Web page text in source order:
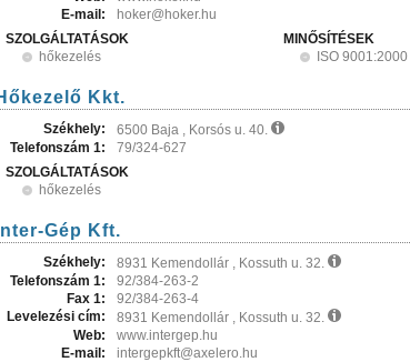
E-mail:
hoker@hoker.hu
SZOLGÁLTATÁSOK
hőkezelés
MINŐSÍTÉSEK
ISO 9001:2000
Kkt.
Székhely:
6500 Baja , Korsós u. 40.
Telefonszám 1:
79/324-627
SZOLGÁLTATÁSOK
hőkezelés
Inter-Gép Kft.
Székhely:
8931 Kemendollár , Kossuth u. 32.
Telefonszám 1:
92/384-263-2
Fax 1:
92/384-263-4
Levelezési cím:
8931 Kemendollár , Kossuth u. 32.
Web:
www.intergep.hu
E-mail:
intergepkft@axelero.hu